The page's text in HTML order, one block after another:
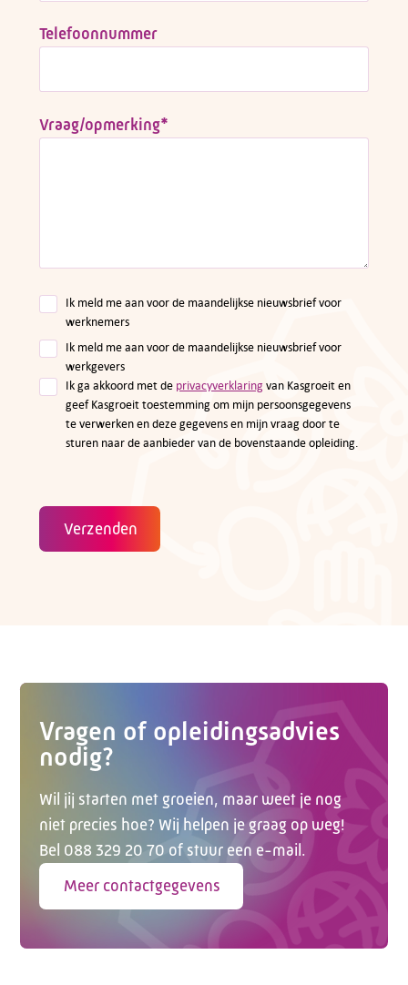
Telefoonnummer
Vraag/opmerking*
Ik meld me aan voor de maandelijkse nieuwsbrief voor
werknemers
Ik meld me aan voor de maandelijkse nieuwsbrief voor
werkgevers
Ik ga akkoord met de privacyverklaringvan Kasgroeit en
geef Kasgroeit toestemming om mijn persoonsgegevens
te verwerken en deze gegevens en mijn vraag door te
sturen naar de aanbieder van de bovenstaande opleiding.
Verzenden
Vragen of opleidingsadvies
nodig?
Wil jij starten met groeien, maar weet je nog
niet precies hoe? Wij helpen je graag op weg!
Bel 088 329 20 70 of stuur een e-mail.
Meer contactgegevens